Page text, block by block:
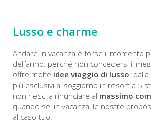
Lusso e charme
Andare in vacanza è forse il momento
dell’anno: perché non concedersi il
offre molte idee viaggio di lusso:
più esclusivi al soggiorno in resort a 5
non riesci a rinunciare al massimo
quando sei in vacanza, le nostre
al caso tuo.